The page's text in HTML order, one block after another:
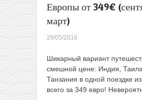
Европы от 349€
март)
29/05/2016
Шикарный вариант
смешной цене: Индия,
Танзания в одной поездке
всего за 349 евро!